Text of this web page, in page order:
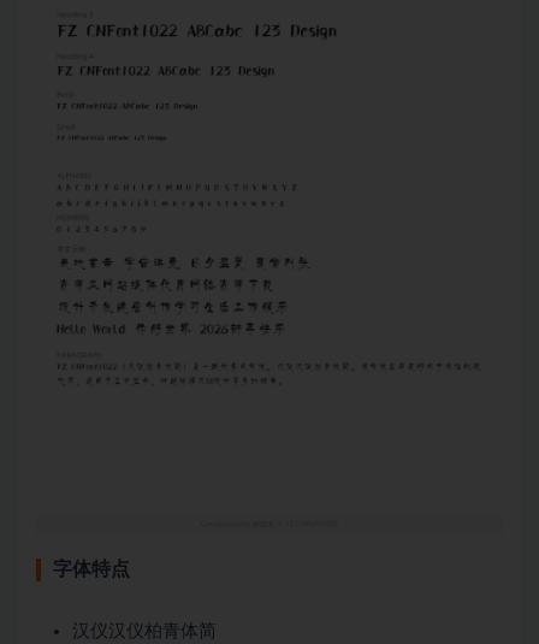
字体特点
汉仪汉仪柏青体简